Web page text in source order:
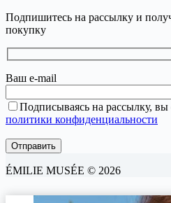
Подпишитесь на рассылку и
покупку
Ваш e-mail
Подписываясь на рассылку, вы
политики конфиденциальности
ÉMILIE MUSÉE © 2026